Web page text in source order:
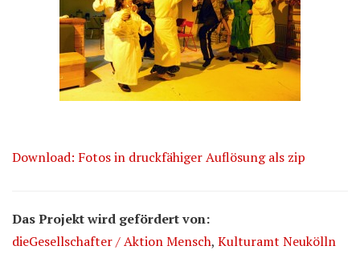
Download: Fotos in druckfähiger Auflösung als zip
Das Projekt wird gefördert von:
dieGesellschafter / Aktion Mensch, Kulturamt Neukölln